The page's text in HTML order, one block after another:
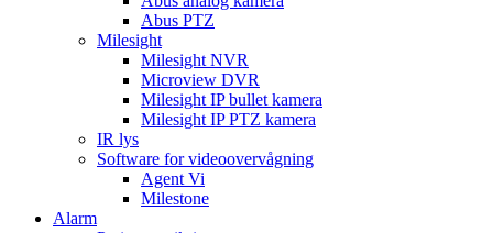
Abus PTZ
Milesight
Milesight NVR
Microview DVR
Milesight IP bullet kamera
Milesight IP PTZ kamera
IR lys
Software for videoovervågning
Agent Vi
Milestone
Alarm